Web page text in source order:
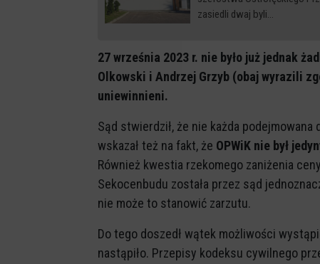
zasiedli dwaj byli…
27 września 2023 r. nie było już jednak
Olkowski i Andrzej Grzyb (obaj wyrazili
uniewinnieni.
Sąd stwierdził, że nie każda
wskazał też na fakt, że OPWiK nie był
Również kwestia rzekomego zaniżenia
Sekocenbudu została przez sąd
nie może to stanowić zarzutu.
Do tego doszedł wątek możliwości
nastąpiło. Przepisy kodeksu cywilnego